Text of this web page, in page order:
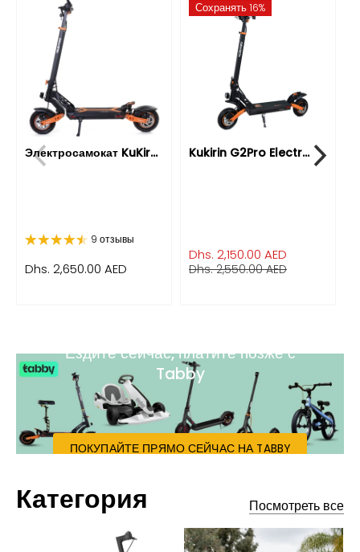
Электросамокат KuKir...
9 отзывы
Dhs. 2,650.00 AED
Сохранять 16%
Kukirin G2Pro Electr...
Dhs. 2,150.00 AED
Dhs. 2,550.00 AED
Ездите сейчас, платите позже с
Tabby
ПОКУПАЙТЕ ПРЯМО СЕЙЧАС НА TABBY
Категория Посмотреть все